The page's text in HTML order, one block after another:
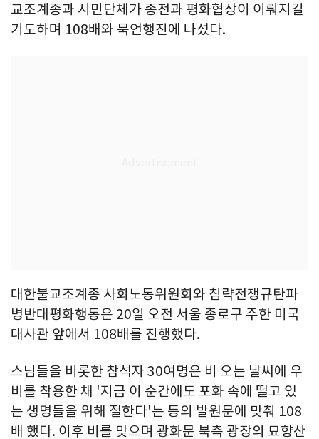
교조계종과 시민단체가 종전과 평화협상이 이뤄지길
기도하며 108배와 묵언행진에 나섰다.
대한불교조계종 사회노동위원회와 침략전쟁규탄파
병반대평화행동은 20일 오전 서울 종로구 주한 미국
대사관 앞에서 108배를 진행했다.
스님들을 비롯한 참석자 30여명은 비 오는 날씨에 우
비를 착용한 채 '지금 이 순간에도 포화 속에 떨고 있
는 생명들을 위해 절한다'는 등의 발원문에 맞춰 108
배 했다. 이후 비를 맞으며 광화문 북측 광장의 묘향산